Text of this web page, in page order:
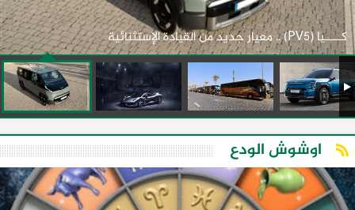
كـــــيا (PV5) .. معيار جديد من القيادة الإستثنائية
اوشوش الودع